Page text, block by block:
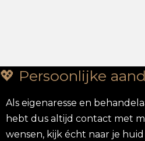
💖 Persoonlijke
Als eigenaresse en
hebt dus altijd contact met
wensen, kijk écht naar je